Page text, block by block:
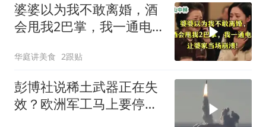
婆婆以为我不敢离婚，酒
会甩我2巴掌，我一通电
华庭讲美食 2跟贴
彭博社说稀土武器正在失
效？欧洲军工马上要停